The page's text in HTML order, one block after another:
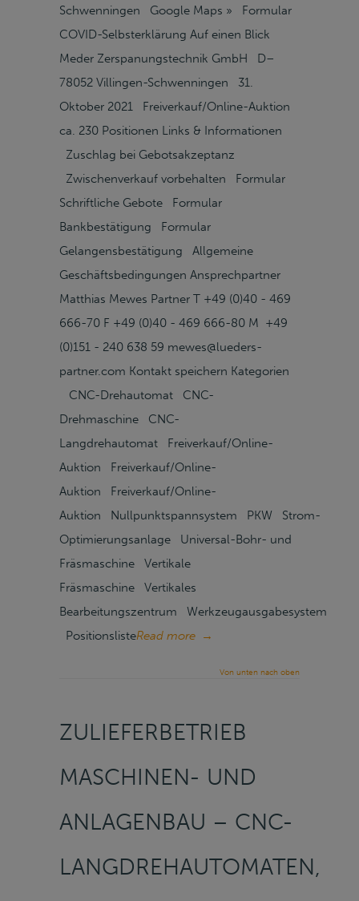
Schwenningen Google Maps » Formular
COVID-Selbsterklärung Auf einen Blick
Meder Zerspanungstechnik GmbH D–
78052 Villingen-Schwenningen 31.
Oktober 2021 Freiverkauf/Online-Auktion
ca. 230 Positionen Links & Informationen
Zuschlag bei Gebotsakzeptanz
Zwischenverkauf vorbehalten Formular
Schriftliche Gebote Formular
Bankbestätigung Formular
Gelangensbestätigung Allgemeine
Geschäftsbedingungen Ansprechpartner
Matthias Mewes Partner T +49 (0)40 - 469
666-70 F +49 (0)40 - 469 666-80 M +49
(0)151 - 240 638 59 mewes@lueders-
partner.com Kontakt speichern Kategorien
CNC-Drehautomat CNC-
Drehmaschine CNC-
Langdrehautomat Freiverkauf/Online-
Auktion Freiverkauf/Online-
Auktion Freiverkauf/Online-
Auktion Nullpunktspannsystem PKW Strom-
Optimierungsanlage Universal-Bohr- und
Fräsmaschine Vertikale
Fräsmaschine Vertikales
Bearbeitungszentrum Werkzeugausgabesystem
PositionslisteRead more →
Von unten nach oben
ZULIEFERBETRIEB
MASCHINEN- UND
ANLAGENBAU – CNC-
LANGDREHAUTOMATEN,